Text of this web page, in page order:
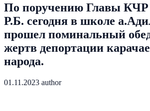
По поручению Главы КЧР
Р.Б. сегодня в школе
прошел поминальный
жертв депортации
народа.
01.11.2023 author